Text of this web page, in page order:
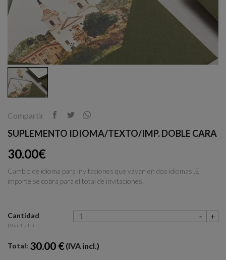
Compartir
SUPLEMENTO IDIOMA/TEXTO/IMP. DOBLE CARA
30.00€
Cambio de idioma para invitaciones que vayan en dos idiomas .El
importe se cobra para el total de invitaciones.
Cantidad
(Min. 1 Uds.)
Total: 30.00 € (IVA incl.)